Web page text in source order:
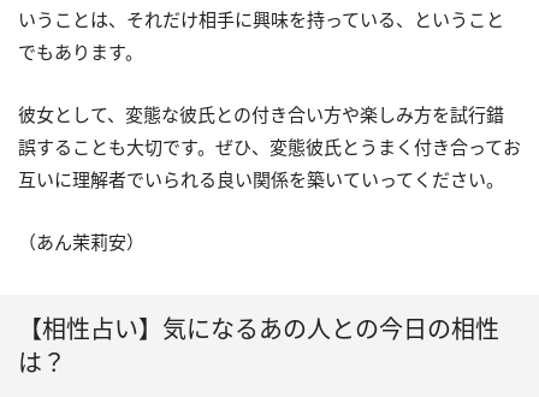
いうことは、それだけ相手に興味を持っている、ということ
でもあります。
彼女として、変態な彼氏との付き合い方や楽しみ方を試行錯
誤することも大切です。ぜひ、変態彼氏とうまく付き合ってお
互いに理解者でいられる良い関係を築いていってください。
（あん茉莉安）
【相性占い】気になるあの人との今日の相性
は？